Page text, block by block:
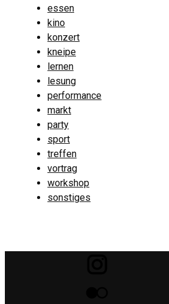
essen
kino
konzert
kneipe
lernen
lesung
performance
markt
party
sport
treffen
vortrag
workshop
sonstiges